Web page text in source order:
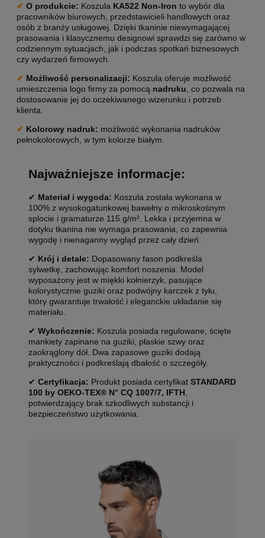
✔ O produkcie: Koszula KA522 Non-Iron to wybór dla
pracowników biurowych, przedstawicieli handlowych oraz
osób z branży usługowej. Dzięki tkaninie niewymagającej
prasowania i klasycznemu designowi sprawdzi się zarówno w
codziennym sytuacjach, jak i podczas spotkań biznesowych
czy wydarzeń firmowych.
✔ Możliwość personalizacji: Koszula oferuje możliwość
umieszczenia logo firmy za pomocą nadruku , co pozwala na
dostosowanie jej do oczekiwanego wizerunku i potrzeb
klienta.
✔ Kolorowy nadruk: możliwość wykonania nadruków
pełnokolorowych, w tym kolorze białym.
Najważniejsze informacje:
✔ Materiał i wygoda: Koszula została wykonana w
100% z wysokogatunkowej bawełny o mikroskośnym
splocie i gramaturze 115 g/m². Lekka i przyjemna w
dotyku tkanina nie wymaga prasowania, co zapewnia
wygodę i nienaganny wygląd przez cały dzień.
✔ Krój i detale: Dopasowany fason podkreśla
sylwetkę, zachowując komfort noszenia. Model
wyposażony jest w miękki kołnierzyk, pasujące
kolorystycznie guziki oraz podwójny karczek z tyłu,
który gwarantuje trwałość i eleganckie układanie się
materiału.
✔ Wykończenie: Koszula posiada regulowane, ścięte
mankiety zapinane na guziki, płaskie szwy oraz
zaokrąglony dół. Dwa zapasowe guziki dodają
praktyczności i podkreślają dbałość o szczegóły.
✔ Certyfikacja: Produkt posiada certyfikat STANDARD
100 by OEKO-TEX® N° CQ 1007/7, IFTH
potwierdzający brak szkodliwych substancji i
bezpieczeństwo użytkowania.